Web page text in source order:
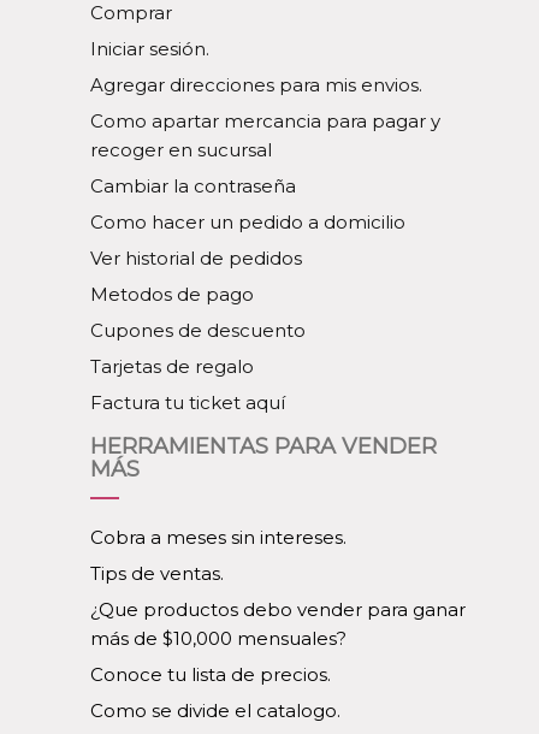
Comprar
Iniciar sesión.
Agregar direcciones para mis envios.
Como apartar mercancia para pagar y
recoger en sucursal
Cambiar la contraseña
Como hacer un pedido a domicilio
Ver historial de pedidos
Metodos de pago
Cupones de descuento
Tarjetas de regalo
Factura tu ticket aquí
HERRAMIENTAS PARA VENDER
MÁS
Cobra a meses sin intereses.
Tips de ventas.
¿Que productos debo vender para ganar
más de $10,000 mensuales?
Conoce tu lista de precios.
Como se divide el catalogo.